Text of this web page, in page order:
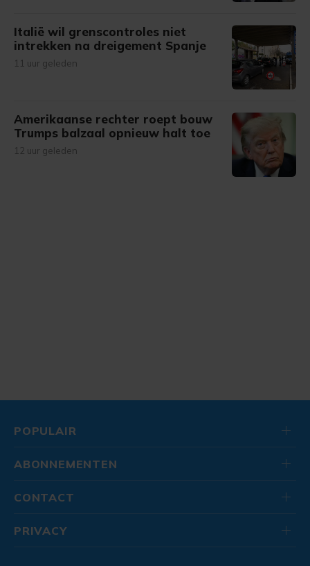
Italië wil grenscontroles niet
intrekken na dreigement Spanje
11 uur geleden
Amerikaanse rechter roept bouw
Trumps balzaal opnieuw halt toe
12 uur geleden
POPULAIR
ABONNEMENTEN
CONTACT
PRIVACY